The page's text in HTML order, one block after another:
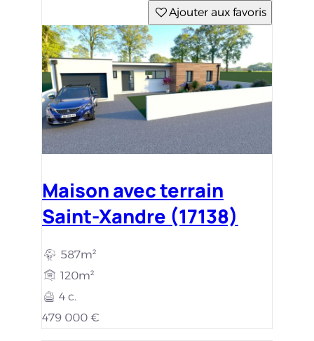
Ajouter aux favoris
Maison avec terrain
Saint-Xandre (17138)
587m²
120m²
4 c.
479 000 €